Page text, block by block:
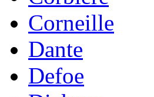
Corneille
Dante
Defoe